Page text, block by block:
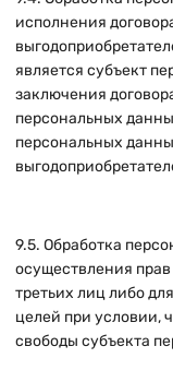
исполнения
является субъект
заключения
персональных
персональных
9.5. Обработка
осуществления
третьих лиц либо
целей при условии,
свободы субъекта